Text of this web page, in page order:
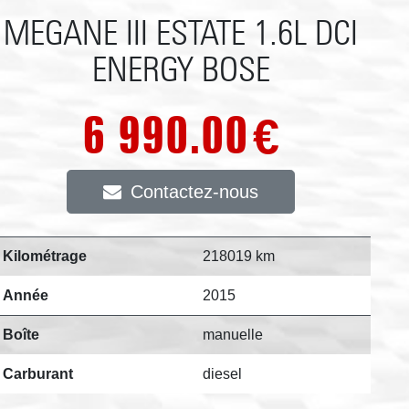
MEGANE III ESTATE 1.6L DCI
ENERGY BOSE
6 990.00€
Contactez-nous
Kilométrage 218019 km
Année 2015
Boîte manuelle
Carburant diesel